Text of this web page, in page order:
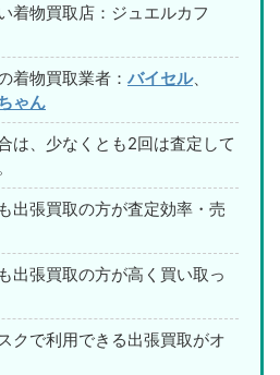
着物買取店：ジュエルカフ
着物買取業者： バイセル、
ゃん
は、少なくとも2回は査定して
出張買取の方が査定効率・売
出張買取の方が高く買い取っ
クで利用できる出張買取がオ